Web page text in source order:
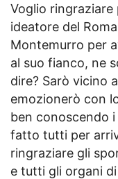
Voglio
ideatore del
Montemurro per
al suo fianco, ne
dire? Sarò vicino
emozionerò con
ben conoscendo
fatto tutti per
ringraziare gli
e tutti gli organi